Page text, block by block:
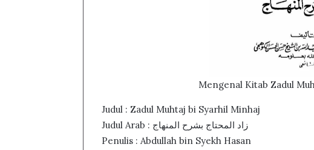
Mengenal Kitab Zadul
Judul : Zadul Muhtaj bi Syarhil Minhaj
Judul Arab : زاد المحتاج بشرح المنهاج
Penulis : Abdullah bin Syekh Hasan